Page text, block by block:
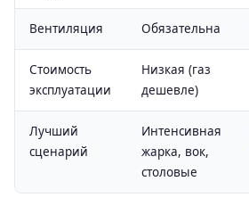
Вентиляция Обязательна
Стоимость
эксплуатации
Низкая (газ
дешевле)
Лучший
сценарий
Интенсивная
жарка, вок,
столовые